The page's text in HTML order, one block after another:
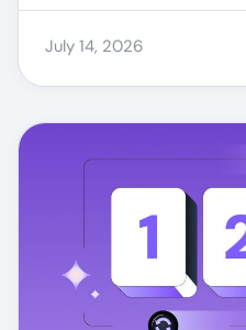
July 14, 2026